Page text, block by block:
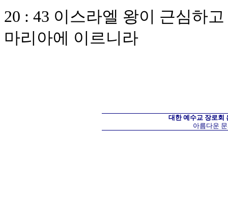
20 : 43 이스라엘 왕이 근심하
마리아에 이르니라
대한 예수교 장로회
아름다운